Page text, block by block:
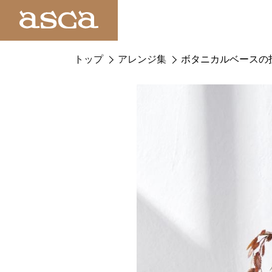
トップ アレンジ集 ボタニカルベースの